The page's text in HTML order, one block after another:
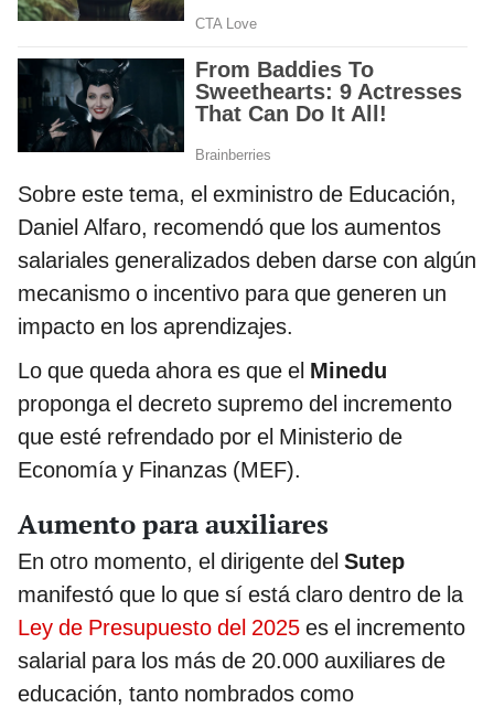
Sobre este tema, el exministro de Educación,
Daniel Alfaro, recomendó que los aumentos
salariales generalizados deben darse con algún
mecanismo o incentivo para que generen un
impacto en los aprendizajes.
Lo que queda ahora es que el Minedu
proponga el decreto supremo del incremento
que esté refrendado por el Ministerio de
Economía y Finanzas (MEF).
Aumento para auxiliares
En otro momento, el dirigente del Sutep
manifestó que lo que sí está claro dentro de la
Ley de Presupuesto del 2025 es el incremento
salarial para los más de 20.000 auxiliares de
educación, tanto nombrados como